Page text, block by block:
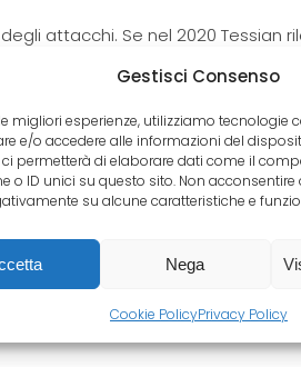
Gestisci Consenso
migliori esperienze, utilizziamo tecnologie
e/o accedere alle informazioni del
permetterà di elaborare dati come il
o ID unici su questo sito. Non
su alcune caratteristiche e
Nega
Cookie PolicyPrivacy Policy
attacchi. Se nel 2020 Tessian
aumenti del 40-50% annuo.
frode mai visto prima, con livelli di
Social: Cosa
specifici che rimangono attuali
Questo consente agli attaccanti
le foto geolocalizzate rivelano